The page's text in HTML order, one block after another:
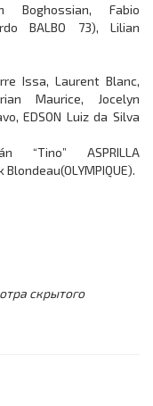
Boghossian, Fabio
BALBO 73), Lilian
Issa, Laurent Blanc,
Maurice, Jocelyn
EDSON Luiz da Silva
“Tino” ASPRILLA
скрытого